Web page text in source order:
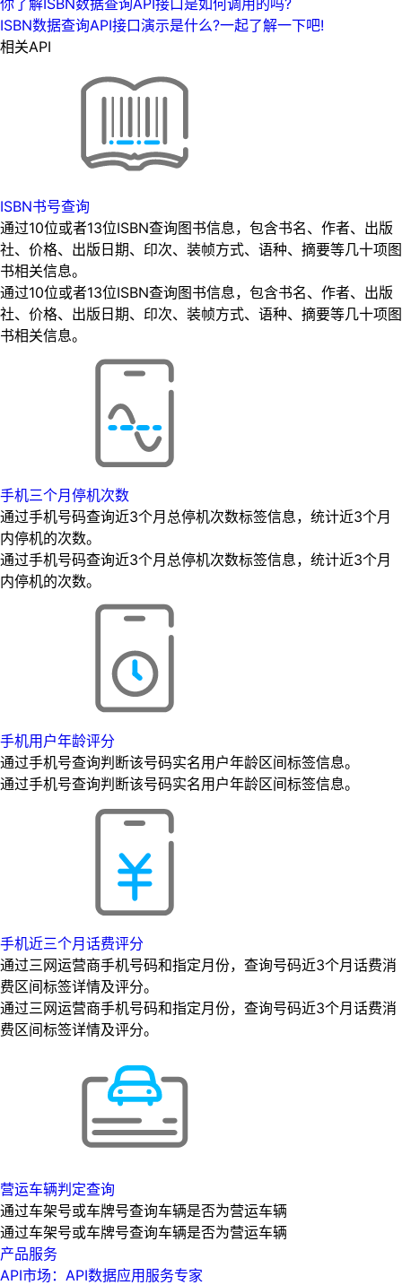
ISBN数据查询API接口演示是什么?一起了解一下吧!
相关API
ISBN书号查询
通过10位或者13位ISBN查询图书信息，包含书名、作者、出版
社、价格、出版日期、印次、装帧方式、语种、摘要等几十项图
书相关信息。
通过10位或者13位ISBN查询图书信息，包含书名、作者、出版
社、价格、出版日期、印次、装帧方式、语种、摘要等几十项图
书相关信息。
手机三个月停机次数
通过手机号码查询近3个月总停机次数标签信息，统计近3个月
内停机的次数。
通过手机号码查询近3个月总停机次数标签信息，统计近3个月
内停机的次数。
手机用户年龄评分
通过手机号查询判断该号码实名用户年龄区间标签信息。
通过手机号查询判断该号码实名用户年龄区间标签信息。
手机近三个月话费评分
通过三网运营商手机号码和指定月份，查询号码近3个月话费消
费区间标签详情及评分。
通过三网运营商手机号码和指定月份，查询号码近3个月话费消
费区间标签详情及评分。
营运车辆判定查询
通过车架号或车牌号查询车辆是否为营运车辆
通过车架号或车牌号查询车辆是否为营运车辆
产品服务
API市场：API数据应用服务专家